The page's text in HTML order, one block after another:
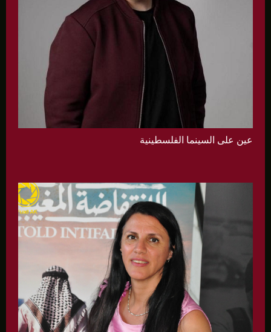
عين على السينما الفلسطينية